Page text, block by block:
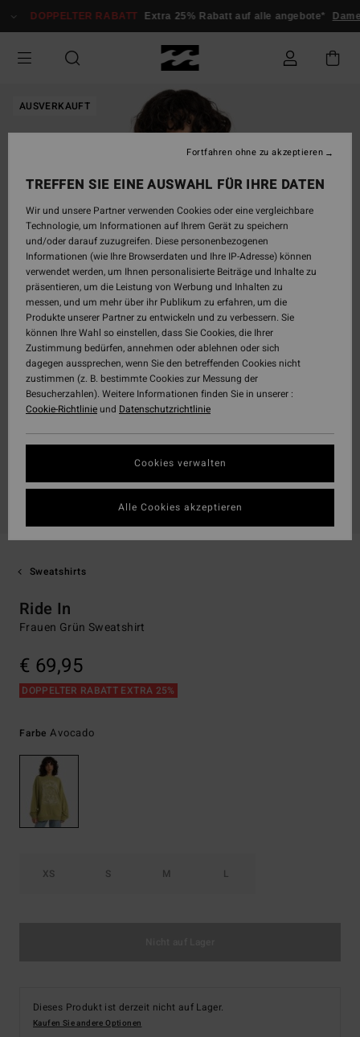
zur
springen
DOPPELTER RABATT Extra 25% Rabatt auf alle angebote*
AUSVERKAUFT
Sweatshirts
Ride In
Frauen Grün Sweatshirt
€ 69,95
DOPPELTER RABATT EXTRA 25%
FarbeAvocado
XS S M L
Dieses Produkt ist derzeit nicht auf Lager.
Kaufen Sie andere Optionen
TREFFEN SIE EINE AUSWAHL FÜR IHRE DATEN
Wir und unsere Partner verwenden Cookies oder eine vergleichbare
Technologie, um Informationen auf Ihrem Gerät zu speichern
und/oder darauf zuzugreifen. Diese personenbezogenen
Informationen (wie Ihre Browserdaten und Ihre IP-Adresse) können
verwendet werden, um Ihnen personalisierte Beiträge und Inhalte zu
präsentieren, um die Leistung von Werbung und Inhalten zu
messen, und um mehr über ihr Publikum zu erfahren, um die
Produkte unserer Partner zu entwickeln und zu verbessern. Sie
können Ihre Wahl so einstellen, dass Sie Cookies, die Ihrer
Zustimmung bedürfen, annehmen oder ablehnen oder sich
dagegen aussprechen, wenn Sie den betreffenden Cookies nicht
zustimmen (z. B. bestimmte Cookies zur Messung der
Besucherzahlen). Weitere Informationen finden Sie in unserer :
Cookie-Richtlinieund Datenschutzrichtlinie
Cookies verwalten
Fortfahren ohne zu akzeptieren
Alle Cookies akzeptieren